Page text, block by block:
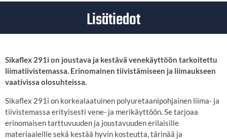
Lisätiedot
Sikaflex 291i on joustava ja kestävä venekäyttöön tarkoitettu
liimatiivistemassa. Erinomainen tiivistämiseen ja liimaukseen
vaativissa olosuhteissa.
Sikaflex 291i on korkealaatuinen polyuretaanipohjainen liima- ja
tiivistemassa erityisesti vene- ja merikäyttöön. Se tarjoaa
erinomaisen tarttuvuuden ja joustavuuden erilaisille
materiaaleille sekä kestää hyvin kosteutta, tärinää ja